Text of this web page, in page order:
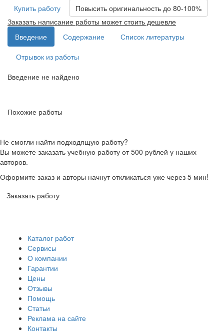
Купить работу
Повысить оригинальность до 80-100%
Заказать написание работы может стоить дешевле
Введение
Содержание
Список литературы
Отрывок из работы
Введение не найдено
Похожие работы
Не смогли найти подходящую работу?
Вы можете заказать учебную работу от 500 рублей у наших
авторов.
Оформите заказ и авторы начнут откликаться уже через 5 мин!
Заказать работу
Каталог работ
Сервисы
О компании
Гарантии
Цены
Отзывы
Помощь
Статьи
Реклама на сайте
Контакты